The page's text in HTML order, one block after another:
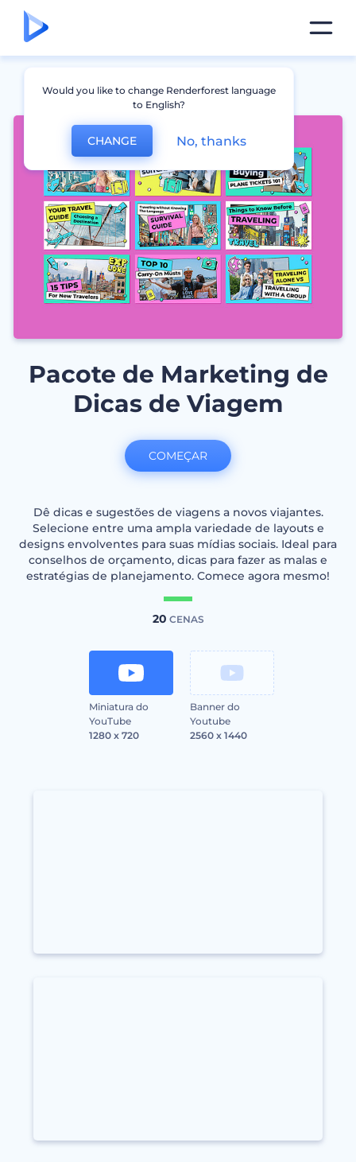
Pacote de Marketing de
Dicas de Viagem
Dê dicas e sugestões de viagens a novos viajantes.
Selecione entre uma ampla variedade de layouts e
designs envolventes para suas mídias sociais. Ideal para
conselhos de orçamento, dicas para fazer as malas e
estratégias de planejamento. Comece agora mesmo!
20 CENAS
Miniatura do
YouTube
1280 x 720
Banner do
Youtube
2560 x 1440
COMEÇAR
Would you like to change Renderforest language
to English?
CHANGE No, thanks